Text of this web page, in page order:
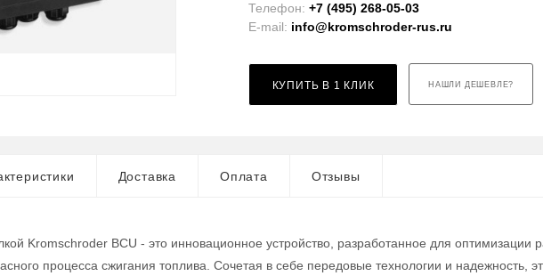
Телефон:+7 (495) 268-05-03
E-mail: info@kromschroder-rus.ru
КУПИТЬ В 1 КЛИК НАШЛИ ДЕШЕВЛЕ?
Доставка Оплата Отзывы
Kromschroder BCU - это инновационное устройство, разработанное для оптимизации
процесса сжигания топлива. Сочетая в себе передовые технологии и надежность,